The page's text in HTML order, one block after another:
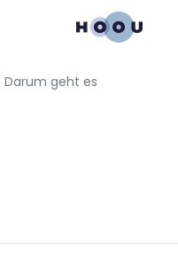
Darum geht es